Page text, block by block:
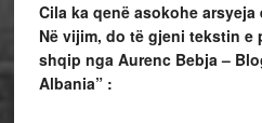
Cila ka qenë asokohe
Në vijim, do të gjeni tekstin e
shqip nga Aurenc Bebja –
Albania” :